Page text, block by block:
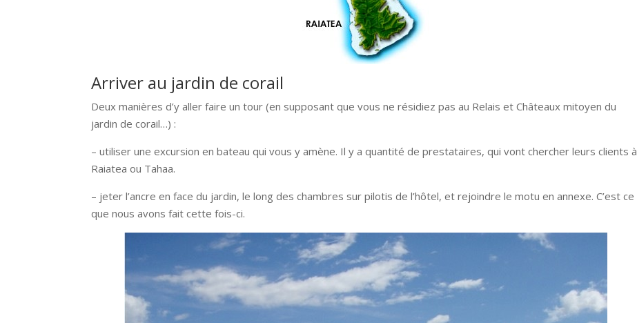
Arriver au jardin de corail
Deux manières d’y aller faire un tour (en supposant que vous ne résidiez pas au Relais et Châteaux mitoyen du
jardin de corail…) :
– utiliser une excursion en bateau qui vous y amène. Il y a quantité de prestataires, qui vont chercher leurs clients à
Raiatea ou Tahaa.
– jeter l’ancre en face du jardin, le long des chambres sur pilotis de l’hôtel, et rejoindre le motu en annexe. C’est ce
que nous avons fait cette fois-ci.